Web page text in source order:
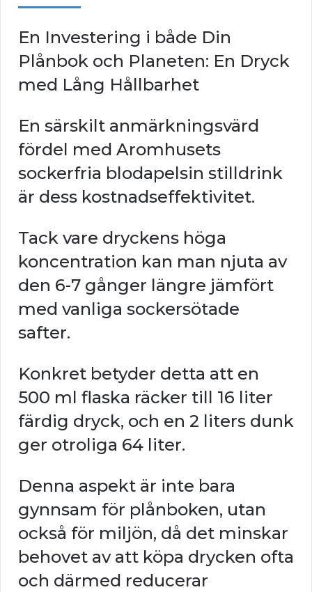
En Investering i både Din
Plånbok och Planeten: En Dryck
med Lång Hållbarhet
En särskilt anmärkningsvärd
fördel med Aromhusets
sockerfria blodapelsin stilldrink
är dess kostnadseffektivitet.
Tack vare dryckens höga
koncentration kan man njuta av
den 6-7 gånger längre jämfört
med vanliga sockersötade
safter.
Konkret betyder detta att en
500 ml flaska räcker till 16 liter
färdig dryck, och en 2 liters dunk
ger otroliga 64 liter.
Denna aspekt är inte bara
gynnsam för plånboken, utan
också för miljön, då det minskar
behovet av att köpa drycken ofta
och därmed reducerar